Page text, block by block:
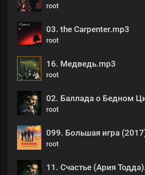
root
03. the Carpenter.mp3
root
16. Медведь.mp3
root
root
099. Большая игра
root
11. Счастье (Ария